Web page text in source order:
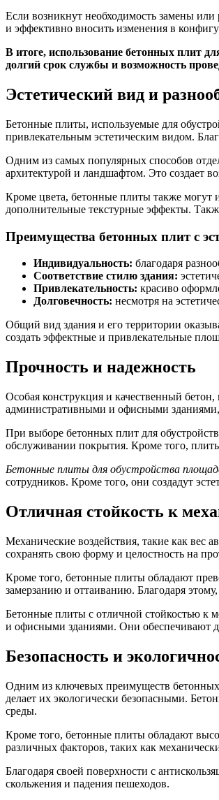
Если возникнут необходимость замены или
и эффективно вносить изменения в
В итоге, использование бетонных плит
долгий срок службы и возможность
Эстетический вид и
Бетонные плиты, используемые для
привлекательным эстетическим видом.
Одним из самых популярных способов
архитектурой и ландшафтом. Это создает
Кроме цвета, бетонные плиты также могут
дополнительные текстурные эффекты.
Преимущества бетонных плит с
Индивидуальность: благодаря
Соответствие стилю здания:
Привлекательность: красиво
Долговечность: несмотря на
Общий вид здания и его территории
создать эффектные и привлекательные
Прочность и надежность
Особая конструкция и качественный
административными и офисными зданиями,
При выборе бетонных плит для
обслуживании покрытия. Кроме того,
Бетонные плиты для обустройства
сотрудников. Кроме того, они создадут
Отличная стойкость к
Механические воздействия, такие как вес
сохранять свою форму и целостность на
Кроме того, бетонные плиты обладают
замерзанию и оттаиванию. Благодаря
Бетонные плиты с отличной стойкостью к
и офисными зданиями. Они обеспечивают
Безопасность и
Одним из ключевых преимуществ бетонных
делает их экологически безопасными.
среды.
Кроме того, бетонные плиты обладают
различных факторов, таких как
Благодаря своей поверхности с
скольжения и падения пешеходов.